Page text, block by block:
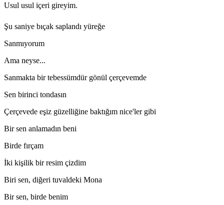
Usul usul içeri gireyim.
Şu saniye bıçak saplandı yüreğe
Sanmıyorum
Ama neyse...
Sanmakta bir tebessümdür gönül çerçevemde
Sen birinci tondasın
Çerçevede eşiz güzelliğine baktığım nice'ler gibi
Bir sen anlamadın beni
Birde fırçam
İki kişilik bir resim çizdim
Biri sen, diğeri tuvaldeki Mona
Bir sen, birde benim